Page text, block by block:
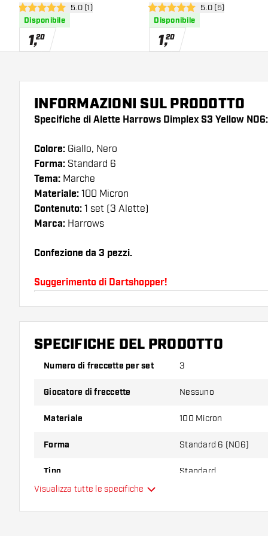
apri pannello recensioni
5 stelle di valutazione
5.0 (1)
Disponibile
1,20
apri pannello
5 stelle di valutazione
5.0 (5)
Disponibile
1,20
INFORMAZIONI SUL PRODOTTO
Specifiche di Alette Harrows Dimplex S3 Yellow NO6:
Colore: Giallo, Nero
Forma: Standard 6
Tema: Marche
Materiale: 100 Micron
Contenuto: 1 set (3 Alette)
Marca: Harrows
Confezione da 3 pezzi.
Suggerimento di Dartshopper!
Assicuratevi di avere a portata di mano un gran
astine. Questi possono danneggiarsi o rompersi
scoprire quale variante vi si addice di più!
SPECIFICHE DEL PRODOTTO
Numero di freccette per set 3
Giocatore di freccette Nessuno
Materiale 100 Micron
Forma Standard 6 (NO6)
Tipo Standard
Visualizza tutte le specifiche